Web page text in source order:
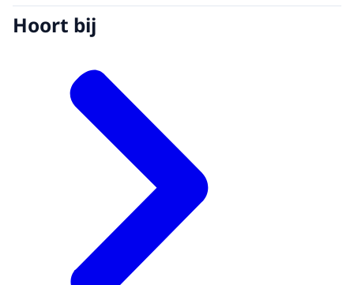
Hoort bij